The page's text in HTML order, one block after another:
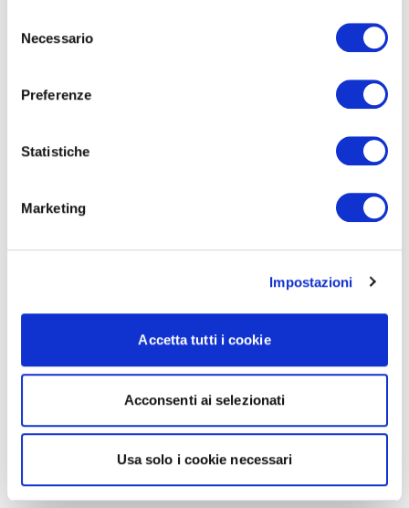
delNecessario
Preferenze
Statistiche
Marketing
Impostazioni
Accetta tutti i cookie
Acconsenti ai selezionati
Usa solo i cookie necessari